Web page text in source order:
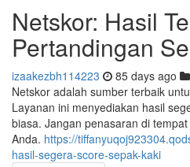
Netskor: Hasil
Pertandingan
izaakezbh114223 85 days ago
Netskor adalah sumber terbaik
Layanan ini menyediakan hasil
biasa. Jangan penasaran di
Anda. https://
hasil-segera-score-sepak-kaki